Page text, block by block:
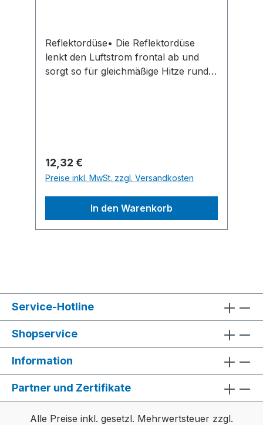
Reflektordüse• Die Reflektordüse
lenkt den Luftstrom frontal ab und
sorgt so für gleichmäßige Hitze rund
22926 Ahrensburg, DE, +49
4102/47970, rapid.office@de.isaberg-
rapid.com
Regulärer Preis:
12,32 €
Preise inkl. MwSt. zzgl. Versandkosten
In den Warenkorb
Service-Hotline
Shopservice
Information
Partner und Zertifikate
Alle Preise inkl. gesetzl. Mehrwertsteuer zzgl.